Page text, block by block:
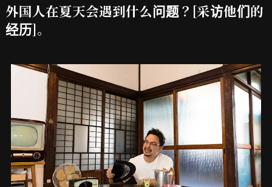
外国人在夏天会遇到什么问题？[采访他们的
经历]。